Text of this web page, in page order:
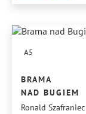
A5
BRAMA
NAD BUGIEM
Ronald Szafraniec